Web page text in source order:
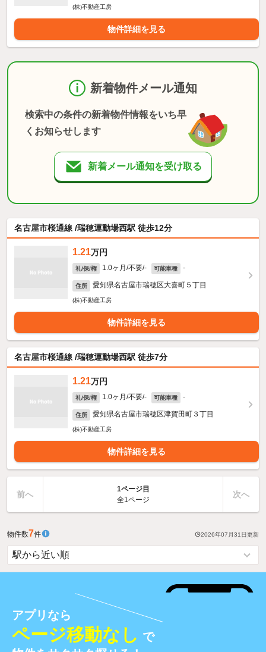
(株)不動産工房
物件詳細を見る
新着物件メール通知
検索中の条件の新着物件情報をいち早
くお知らせします
新着メール通知を受け取る
名古屋市桜通線 /瑞穂運動場西駅 徒歩12分
1.21万円
礼/保/権 1.0ヶ月/不要/- 可能車種 -
住所 愛知県名古屋市瑞穂区大喜町５丁目
(株)不動産工房
物件詳細を見る
名古屋市桜通線 /瑞穂運動場西駅 徒歩7分
1.21万円
礼/保/権 1.0ヶ月/不要/- 可能車種 -
住所 愛知県名古屋市瑞穂区津賀田町３丁目
(株)不動産工房
物件詳細を見る
前へ
1ページ目
全1ページ
次へ
物件数7件 2026年07月31日更新
アプリなら
ページ移動なし で